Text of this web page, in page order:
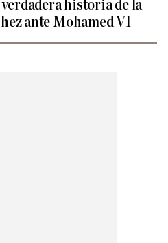
historia de la
ante Mohamed VI